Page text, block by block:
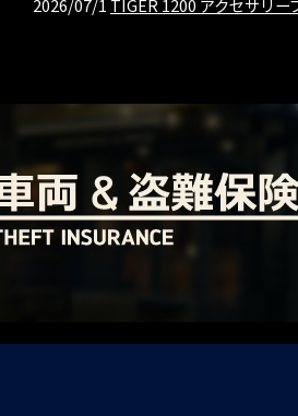
2026/07/1 TIGER 1200 アクセサリー